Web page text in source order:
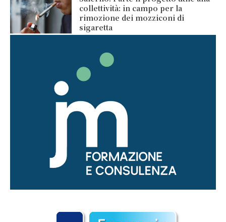
collettività: in campo per la
rimozione dei mozziconi di
sigaretta